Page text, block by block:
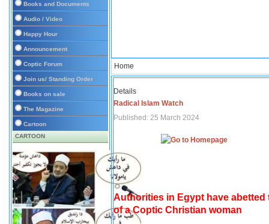
Books and Documents
Audio / Video
Happy Hour
Announcement
Coptic Forum
Join us/ Standing Order
Books on sale
The Magazine
Cartoon
CARTOON
Home
Details
Radical Islam Watch
Published: 25 March 2024
Authorities in Egypt have
of a Coptic Christian woman